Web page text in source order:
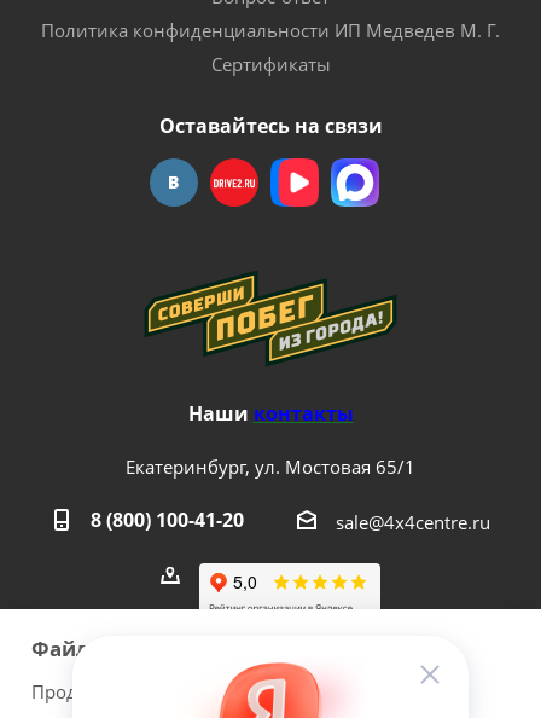
Политика конфиденциальности ИП Медведев М. Г.
Сертификаты
Оставайтесь на связи
Наши контакты
Екатеринбург, ул. Мостовая 65/1
8 (800) 100-41-20 sale@4x4centre.ru
Файлы cookie
Продолжая использовать наш сайт Вы даете